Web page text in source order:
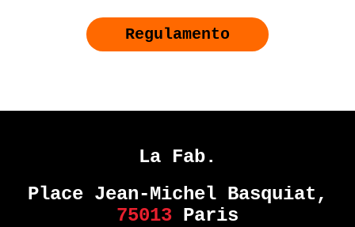
Regulamento
La Fab.
Place Jean-Michel Basquiat,
75013 Paris